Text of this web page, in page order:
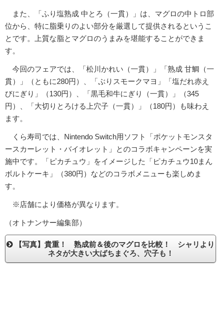
また、「ふり塩熟成 中とろ（一貫）」は、マグロの中トロ部
位から、特に脂乗りのよい部分を厳選して提供されるというこ
とです。上質な脂とマグロのうまみを堪能することができま
す。
今回のフェアでは、「松川かれい（一貫）」「熟成 甘鯛（一
貫）」（ともに280円）、「ぶりスモークマヨ」「塩だれ赤え
びにぎり」（130円）、「黒毛和牛にぎり（一貫）」（345
円）、「大切りとろける上穴子（一貫）」（180円）も味わえ
ます。
くら寿司では、Nintendo Switch用ソフト「ポケットモンスタ
ースカーレット・バイオレット」とのコラボキャンペーンを実
施中です。「ピカチュウ」をイメージした「ピカチュウ10まん
ボルトケーキ」（380円）などのコラボメニューも楽しめま
す。
※店舗により価格が異なります。
（オトナンサー編集部）
【写真】貴重！ 熟成前＆後のマグロを比較！ シャリより
ネタが大きい大ばちまぐろ、穴子も！